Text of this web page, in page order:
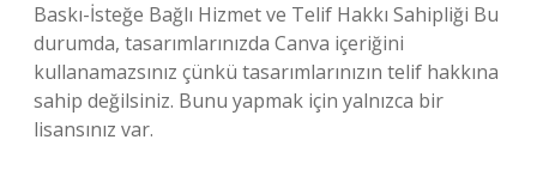
Baskı-İsteğe Bağlı Hizmet ve Telif Hakkı Sahipliği Bu
durumda, tasarımlarınızda Canva içeriğini
kullanamazsınız çünkü tasarımlarınızın telif hakkına
sahip değilsiniz. Bunu yapmak için yalnızca bir
lisansınız var.